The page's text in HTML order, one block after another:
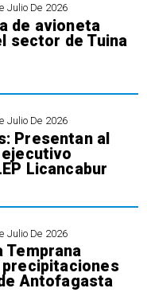
Julio De 2026
de avioneta
sector de Tuina
Julio De 2026
Presentan al
Licancabur
Julio De 2026
Temprana
Antofagasta